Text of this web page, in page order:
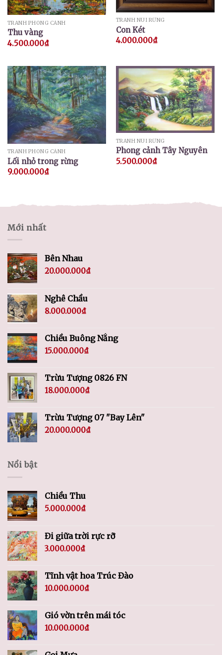
TRANH PHONG CẢNH
Thu vàng
4.500.000₫
TRANH NÚI RỪNG
Con Két
4.000.000₫
TRANH PHONG CẢNH
Lối nhỏ trong rừng
9.000.000₫
TRANH NÚI RỪNG
Phong cảnh Tây Nguyên
5.500.000₫
Mới nhất
Bên Nhau
20.000.000₫
Nghê Chầu
8.000.000₫
Chiều Buông Nắng
15.000.000₫
Trừu Tượng 0826 FN
18.000.000₫
Trừu Tượng 07 "Bay Lên"
20.000.000₫
Nổi bật
Chiều Thu
5.000.000₫
Đi giữa trời rực rỡ
3.000.000₫
Tĩnh vật hoa Trúc Đào
10.000.000₫
Gió vờn trên mái tóc
10.000.000₫